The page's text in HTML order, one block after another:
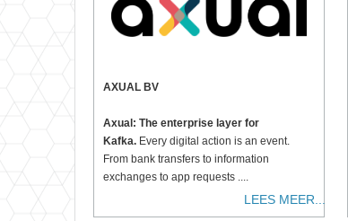
AXUAL BV
Axual: The enterprise layer for
Kafka. Every digital action is an event.
From bank transfers to information
exchanges to app requests ....
LEES MEER...